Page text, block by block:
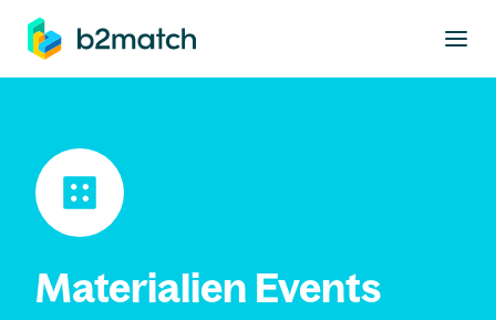
springen
Materialien Events